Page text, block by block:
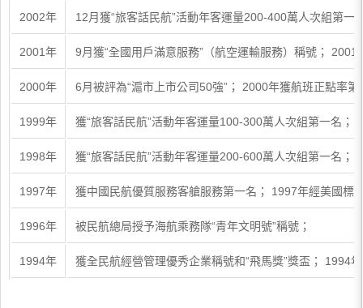
2002年 12月獲“旅客話民航”活動年客運量200-400萬人次組第
2001年 9月獲“全國用戶滿意服務”（航空運輸服務）稱號；
2000年 6月被評為“滬市上市公司50強”； 2000年獲航班正點率
1999年 獲“旅客話民航”活動年客運量100-300萬人次組第一名
1998年 獲“旅客話民航”活動年客運量200-600萬人次組第一名；
1997年 獲中國民航優質服務客艙服務第一名； 1997年經美國標
1996年 被民航總局授予海航乘務隊“青年文明號”稱號；
1994年 獲全民航經營管理優秀企業稱號和“飛馬獎”獎盃； 1994